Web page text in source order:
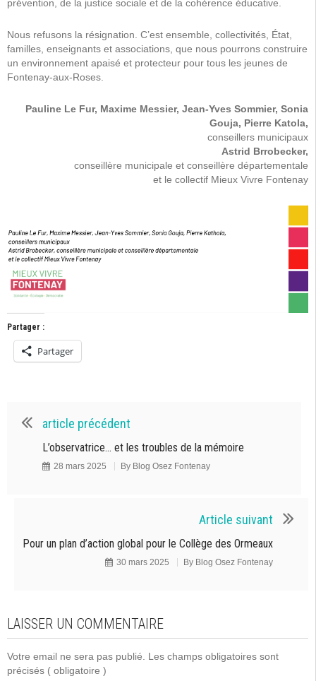
prévention, de la justice sociale et de la cohérence éducative.
Nous refusons la résignation. C’est ensemble, collectivités, État,
familles, enseignants et associations, que nous pourrons construire
un environnement apaisé et protecteur pour tous les jeunes de
Fontenay-aux-Roses.
Pauline Le Fur, Maxime Messier, Jean-Yves Sommier, Sonia
Gouja, Pierre Katola,
conseillers municipaux
Astrid Brrobecker,
conseillère municipale et conseillère départementale
et le collectif Mieux Vivre Fontenay
Partager :
Partager
article précédent
L’observatrice… et les troubles de la mémoire
28 mars 2025 By Blog Osez Fontenay
Article suivant
Pour un plan d’action global pour le Collège des Ormeaux
30 mars 2025 By Blog Osez Fontenay
LAISSER UN COMMENTAIRE
Votre email ne sera pas publié. Les champs obligatoires sont
précisés ( obligatoire )